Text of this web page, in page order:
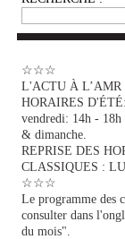
☆☆☆
L'ACTU À L’AMR
HORAIRES
vendredi: 14h - 18h
& dimanche.
REPRISE DES
CLASSIQUES :
☆☆☆
Le programme des
consulter dans
du mois".